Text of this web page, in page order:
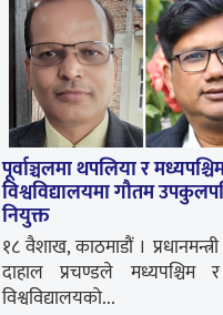
पूर्वाञ्चलमा थपलिया र
विश्वविद्यालयमा गौतम
नियुक्त
१८ वैशाख, काठमाडौं ।
दाहाल प्रचण्डले मध्यपश्चिम र
विश्वविद्यालयको...